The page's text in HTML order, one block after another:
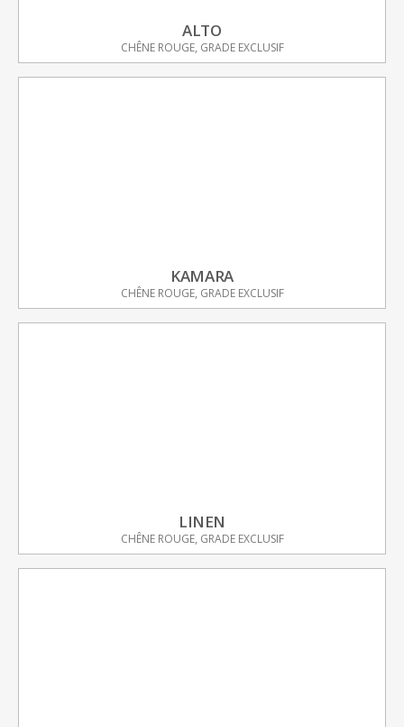
ALTO
CHÊNE ROUGE, GRADE EXCLUSIF
KAMARA
CHÊNE ROUGE, GRADE EXCLUSIF
LINEN
CHÊNE ROUGE, GRADE EXCLUSIF